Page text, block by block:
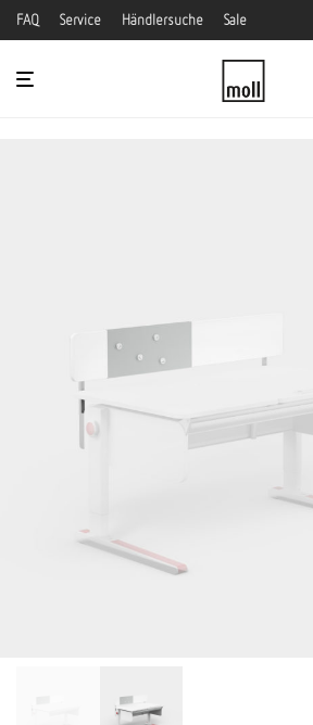
FAQ Service Händlersuche Sale